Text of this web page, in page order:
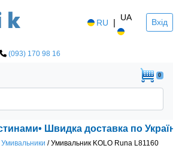
RU | UA Вхід
(093) 170 98 16
0
Швидка доставка по Україні!
Умивальники /Умивальник KOLO Runa L81160